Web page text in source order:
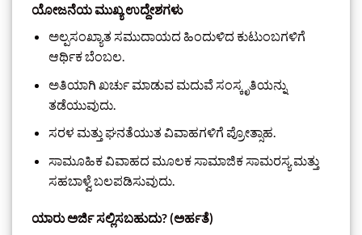
ಯೋಜನೆಯ ಮುಖ್ಯ ಉದ್ದೇಶಗಳು
ಅಲ್ಪಸಂಖ್ಯಾತ ಸಮುದಾಯದ ಹಿಂದುಳಿದ ಕುಟುಂಬಗಳಿಗೆ
ಆರ್ಥಿಕ ಬೆಂಬಲ.
ಅತಿಯಾಗಿ ಖರ್ಚು ಮಾಡುವ ಮದುವೆ ಸಂಸ್ಕೃತಿಯನ್ನು
ತಡೆಯುವುದು.
ಸರಳ ಮತ್ತು ಘನತೆಯುತ ವಿವಾಹಗಳಿಗೆ ಪ್ರೋತ್ಸಾಹ.
ಸಾಮೂಹಿಕ ವಿವಾಹದ ಮೂಲಕ ಸಾಮಾಜಿಕ ಸಾಮರಸ್ಯ ಮತ್ತು
ಸಹಬಾಳ್ವೆ ಬಲಪಡಿಸುವುದು.
ಯಾರು ಅರ್ಜಿ ಸಲ್ಲಿಸಬಹುದು? (ಅರ್ಹತೆ)